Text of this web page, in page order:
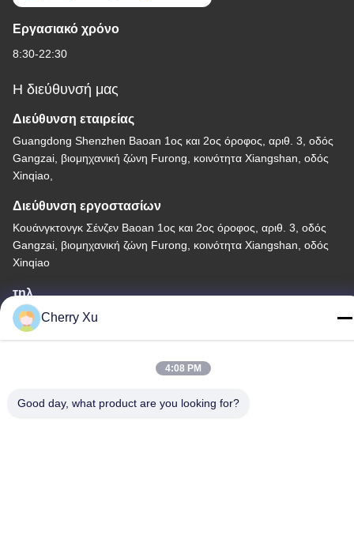
Εργασιακό χρόνο
8:30-22:30
Η διεύθυνσή μας
Διεύθυνση εταιρείας
Guangdong Shenzhen Baoan 1ος και 2ος όροφος, αριθ. 3, οδός
Gangzai, βιομηχανική ζώνη Furong, κοινότητα Xiangshan, οδός
Xinqiao,
Διεύθυνση εργοστασίων
Κουάνγκτονγκ Σένζεν Baoan 1ος και 2ος όροφος, αριθ. 3, οδός
Gangzai, βιομηχανική ζώνη Furong, κοινότητα Xiangshan, οδός
Xinqiao
τηλ
86-0755-27097532-8:30
Κίνα Καλή ποιότητα Υπηρεσία επεξεργασίας CNC Προμηθευτής.
Cherry Xu
4:08 PM
Good day, what product are you looking for?